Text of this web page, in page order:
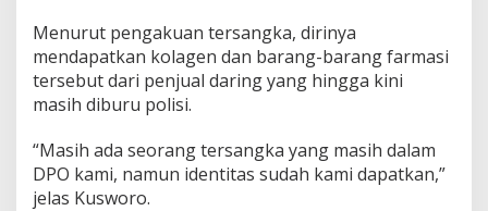
Menurut pengakuan tersangka, dirinya
mendapatkan kolagen dan barang-barang farmasi
tersebut dari penjual daring yang hingga kini
masih diburu polisi.
“Masih ada seorang tersangka yang masih dalam
DPO kami, namun identitas sudah kami dapatkan,”
jelas Kusworo.